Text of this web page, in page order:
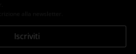
alla newsletter.
Iscriviti